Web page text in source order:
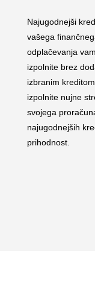
Najugodnejši
vašega
odplačevanja
izpolnite brez
izbranim
izpolnite nujne
svojega
najugodnejših
prihodnost.